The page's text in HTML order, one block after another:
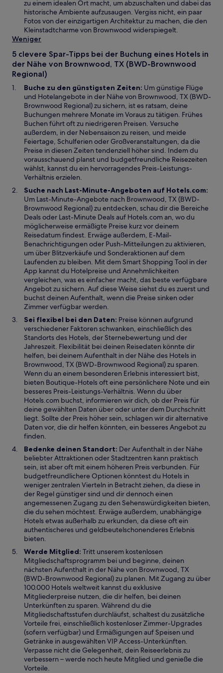
e
n
s
t
g
e
f
n
e
t
e
i
n
e
e
u
F
e
n
s
t
e
r
g
e
ö
f
n
e
t
zu einem idealen Ort macht, um abzuschalten und dabei das
historische Ambiente aufzusaugen. Vergiss nicht, ein paar
Fotos von der einzigartigen Architektur zu machen, die den
Kleinstadtcharme von Brownwood widerspiegelt.
Weniger
5 clevere Spar-Tipps bei der Buchung eines Hotels in
der Nähe von Brownwood, TX (BWD-Brownwood
Regional)
Buche zu den günstigsten Zeiten: Um günstige Flüge
und Hotelangebote in der Nähe von Brownwood, TX (BWD-
Brownwood Regional) zu sichern, ist es ratsam, deine
Buchungen mehrere Monate im Voraus zu tätigen. Frühes
Buchen führt oft zu niedrigeren Preisen. Versuche
außerdem, in der Nebensaison zu reisen, und meide
Feiertage, Schulferien oder Großveranstaltungen, da die
Preise in diesen Zeiten tendenziell höher sind. Indem du
vorausschauend planst und budgetfreundliche Reisezeiten
wählst, kannst du ein hervorragendes Preis-Leistungs-
Verhältnis erzielen.
Suche nach Last-Minute-Angeboten auf Hotels.com:
Um Last-Minute-Angebote nach Brownwood, TX (BWD-
Brownwood Regional) zu entdecken, schau dir die Bereiche
Deals oder Last-Minute Deals auf Hotels.com an, wo du
möglicherweise ermäßigte Preise kurz vor deinem
Reisedatum findest. Erwäge außerdem, E-Mail-
Benachrichtigungen oder Push-Mitteilungen zu aktivieren,
um über Blitzverkäufe und Sonderaktionen auf dem
Laufenden zu bleiben. Mit dem Smart Shopping Tool in der
App kannst du Hotelpreise und Annehmlichkeiten
vergleichen, was es einfacher macht, das beste verfügbare
Angebot zu sichern. Auf diese Weise siehst du es zuerst und
buchst deinen Aufenthalt, wenn die Preise sinken oder
Zimmer verfügbar werden.
Sei flexibel bei den Daten: Preise können aufgrund
verschiedener Faktoren schwanken, einschließlich des
Standorts des Hotels, der Sternebewertung und der
Jahreszeit. Flexibilität bei deinen Reisedaten könnte dir
helfen, bei deinem Aufenthalt in der Nähe des Hotels in
Brownwood, TX (BWD-Brownwood Regional) zu sparen.
Wenn du an einem besonderen Erlebnis interessiert bist,
bieten Boutique-Hotels oft eine persönlichere Note und ein
besseres Preis-Leistungs-Verhältnis. Wenn du über
Hotels.com buchst, informieren wir dich, ob der Preis für
deine gewählten Daten über oder unter dem Durchschnitt
liegt. Sollte der Preis höher sein, schlagen wir dir alternative
Daten vor, die dir helfen könnten, ein besseres Angebot zu
finden.
Bedenke deinen Standort: Der Aufenthalt in der Nähe
beliebter Attraktionen oder Stadtzentren kann praktisch
sein, ist aber oft mit einem höheren Preis verbunden. Für
budgetfreundlichere Optionen könntest du Hotels in
weniger zentralen Vierteln in Betracht ziehen, da diese in
der Regel günstiger sind und dir dennoch einen
angemessenen Zugang zu den Sehenswürdigkeiten bieten,
die du sehen möchtest. Erwäge außerdem, unabhängige
Hotels etwas außerhalb zu erkunden, da diese oft ein
authentischeres und geldbeutelschonenderes Erlebnis
bieten.
Werde Mitglied: Tritt unserem kostenlosen
Mitgliedschaftsprogramm bei und beginne, deinen
nächsten Aufenthalt in der Nähe von Brownwood, TX
(BWD-Brownwood Regional) zu planen. Mit Zugang zu über
100.000 Hotels weltweit kannst du exklusive
Mitgliederpreise nutzen, die dir helfen, bei deinen
Unterkünften zu sparen. Während du die
Mitgliedschaftsstufen durchläufst, schaltest du zusätzliche
Vorteile frei, einschließlich kostenloser Zimmer-Upgrades
(sofern verfügbar) und Ermäßigungen auf Speisen und
Getränke in ausgewählten VIP Access-Unterkünften.
Verpasse nicht die Gelegenheit, dein Reiseerlebnis zu
verbessern – werde noch heute Mitglied und genieße die
Vorteile.